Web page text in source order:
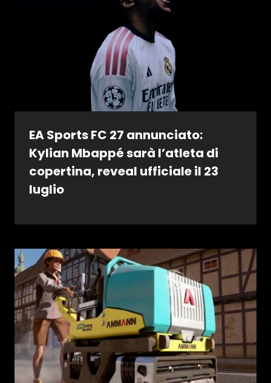
EA Sports FC 27 annunciato:
Kylian Mbappé sarà l’atleta di
copertina, reveal ufficiale il 23
luglio